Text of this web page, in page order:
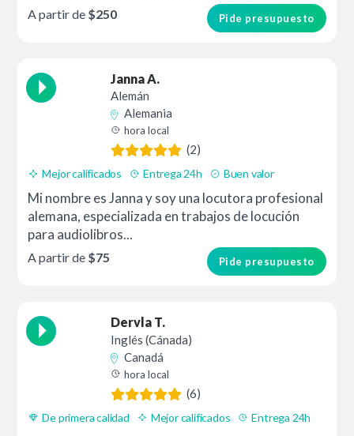
Pide presupuesto
A partir de $250
Janna A.
Alemán
Alemania
hora local
(2)
Mejor calificados Entrega 24h Buen valor
Mi nombre es Janna y soy una locutora profesional
alemana, especializada en trabajos de locución
para audiolibros...
Pide presupuesto
A partir de $75
Dervla T.
Inglés (Cánada)
Canadá
hora local
(6)
De primera calidad Mejor calificados Entrega 24h